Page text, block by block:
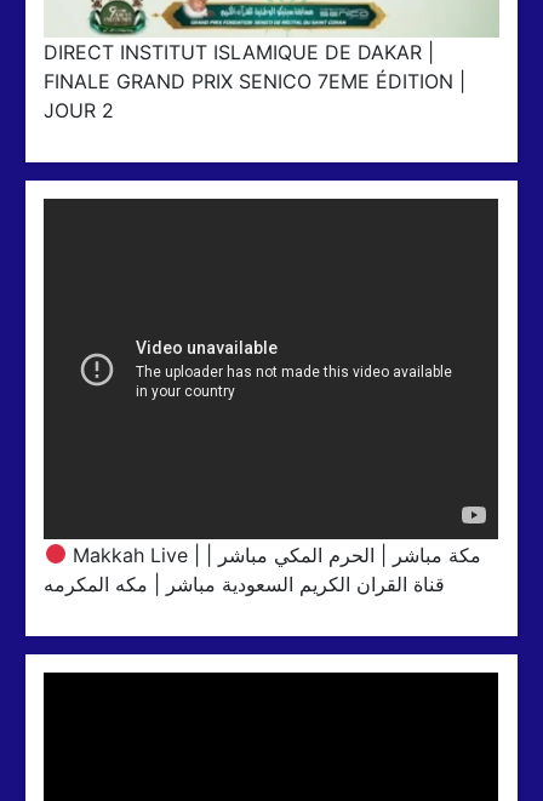
DIRECT INSTITUT ISLAMIQUE DE DAKAR |
FINALE GRAND PRIX SENICO 7EME ÉDITION |
JOUR 2
Makkah Live | مكة مباشر | الحرم المكي مباشر |
قناة القران الكريم السعودية مباشر | مكه المكرمه